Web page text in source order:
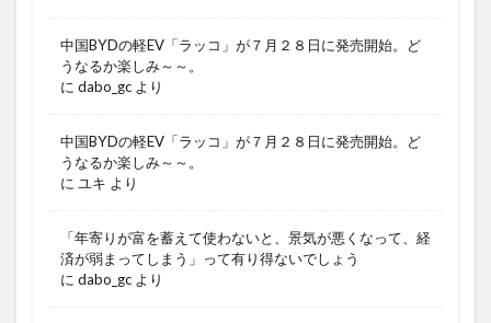
中国BYDの軽EV「ラッコ」が７月２８日に発売開始。ど
うなるか楽しみ～～。
に dabo_gc より
中国BYDの軽EV「ラッコ」が７月２８日に発売開始。ど
うなるか楽しみ～～。
に ユキ より
「年寄りが富を蓄えて使わないと、景気が悪くなって、経
済が弱まってしまう」って有り得ないでしょう
に dabo_gc より